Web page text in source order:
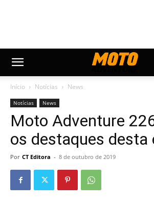
Início Notícias News
Notícias News
Moto Adventure
os destaques desta
Por CT Editora - 8 de outubro de 2019